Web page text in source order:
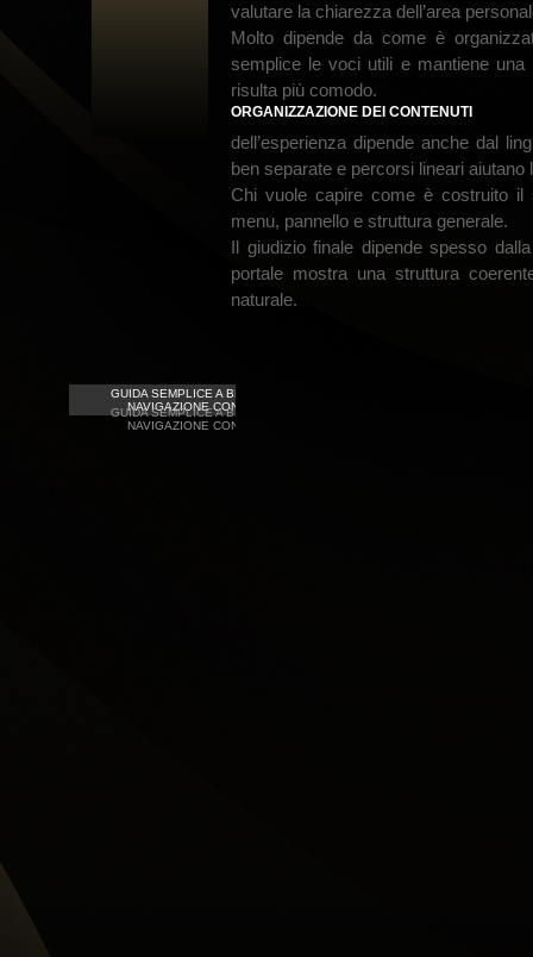
valutare la chiarezza dell’area
Molto dipende da come è
semplice le voci utili e mantiene una
risulta più comodo.
ORGANIZZAZIONE DEI CONTENUTI
dell’esperienza dipende anche dal
ben separate e percorsi lineari
Chi vuole capire come è costruito
menu, pannello e struttura generale.
Il giudizio finale dipende spesso
portale mostra una struttura
naturale.
GUIDA SEMPLICE A BETFLAG: ACCESSO E
NAVIGAZIONE CON TAGLIO PRATICO
GUIDA SEMPLICE A BETFLAG: ACCESSO E
NAVIGAZIONE CON TAGLIO PRATICO